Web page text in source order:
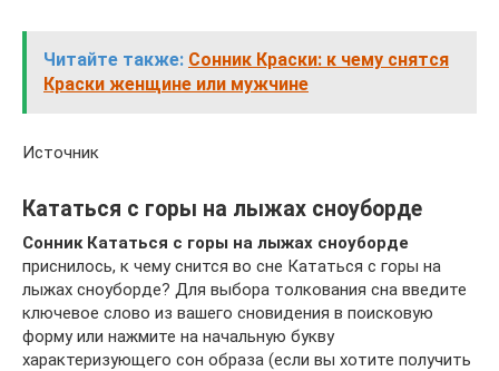
Читайте также: Сонник Краски: к чему снятся
Краски женщине или мужчине
Источник
Кататься с горы на лыжах сноуборде
Сонник Кататься с горы на лыжах сноуборде
приснилось, к чему снится во сне Кататься с горы на
лыжах сноуборде? Для выбора толкования сна введите
ключевое слово из вашего сновидения в поисковую
форму или нажмите на начальную букву
характеризующего сон образа (если вы хотите получить